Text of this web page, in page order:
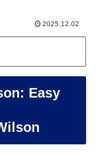
2025.12.02
Easy